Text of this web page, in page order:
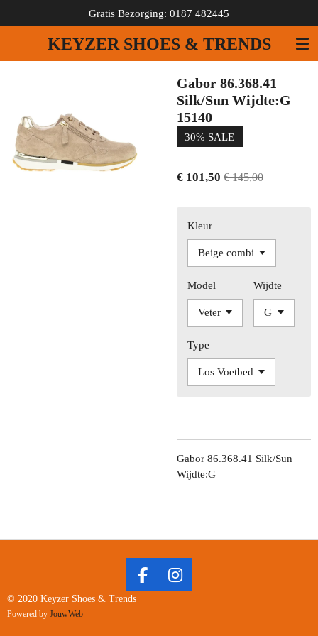
direct
de
KEYZER SHOES & TRENDS
Gratis Bezorging: 0187 482445
Gabor 86.368.41
Silk/Sun Wijdte:G
15140
30% SALE
€ 101,50 € 145,00
Kleur
Model Wijdte
Type
Gabor 86.368.41 Silk/Sun
Wijdte:G
F
I
© 2020 Keyzer Shoes & Trends
Powered by JouwWeb